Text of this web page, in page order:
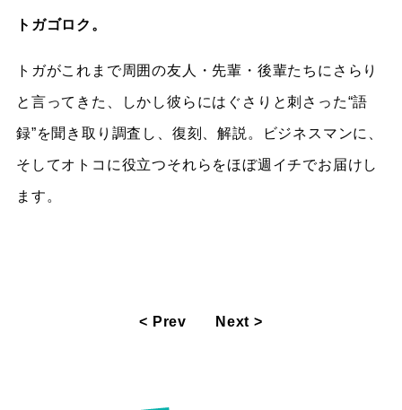
トガゴロク。
トガがこれまで周囲の友人・先輩・後輩たちにさらり
と言ってきた、しかし彼らにはぐさりと刺さった“語
録”を聞き取り調査し、復刻、解説。ビジネスマンに、
そしてオトコに役立つそれらをほぼ週イチでお届けし
ます。
< Prev Next >